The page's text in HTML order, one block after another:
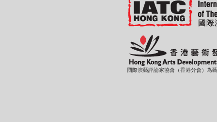
國際演藝評論家協會（香港分會）為